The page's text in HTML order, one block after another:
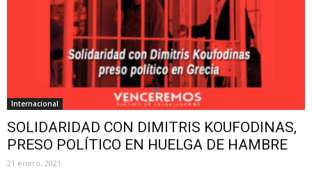
Internacional
SOLIDARIDAD CON DIMITRIS KOUFODINAS,
PRESO POLÍTICO EN HUELGA DE HAMBRE
21 enero, 2021